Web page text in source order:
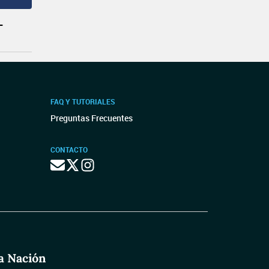
FAQ Y TUTORIALES
Preguntas Frecuentes
CONTACTO